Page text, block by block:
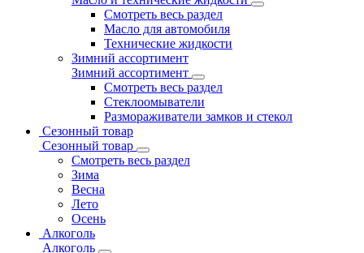
Смотреть весь раздел
Масло для автомобиля
Технические жидкости
Зимний ассортимент
Зимний ассортимент
Смотреть весь раздел
Стеклоомыватели
Размораживатели замков и стекол
Сезонный товар
Сезонный товар
Смотреть весь раздел
Зима
Весна
Лето
Осень
Алкоголь
Алкоголь